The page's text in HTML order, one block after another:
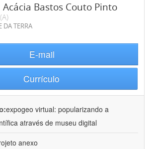
Acácia Bastos Couto Pinto
DA TERRA
E-mail
Currículo
expogeo virtual: popularizando a
através de museu digital
anexo